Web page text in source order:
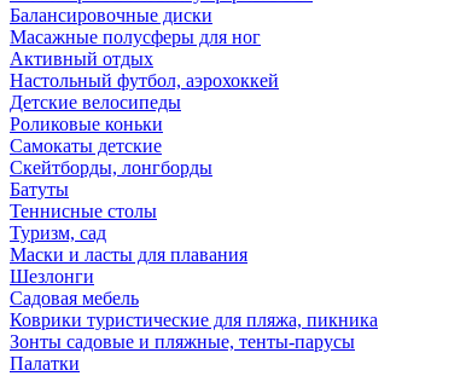
Балансировочные диски
Масажные полусферы для ног
Активный отдых
Настольный футбол, аэрохоккей
Детские велосипеды
Роликовые коньки
Самокаты детские
Скейтборды, лонгборды
Батуты
Теннисные столы
Туризм, сад
Маски и ласты для плавания
Шезлонги
Садовая мебель
Коврики туристические для пляжа, пикника
Зонты садовые и пляжные, тенты-парусы
Палатки